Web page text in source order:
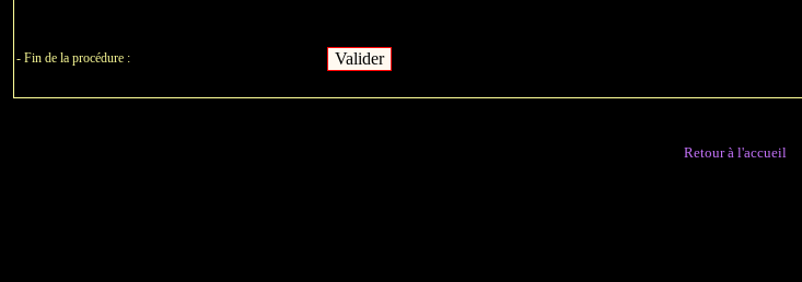
- Fin de la procédure :
Retour à l'accueil